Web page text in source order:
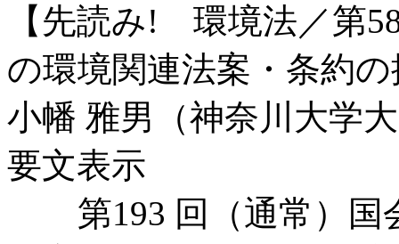
【先読み! 環境法／第
の環境関連法案・条約
小幡 雅男（神奈川大学
要文表示
第193 回（通常）国